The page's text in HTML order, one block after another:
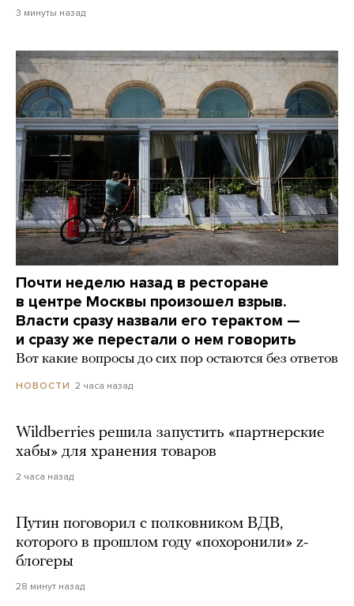
3 минуты назад
Почти неделю назад в ресторане
в центре Москвы произошел взрыв.
Власти сразу назвали его терактом —
и сразу же перестали о нем говорить
Вот какие вопросы до сих пор остаются без ответов
НОВОСТИ 2 часа назад
Wildberries решила запустить «партнерские
хабы» для хранения товаров
2 часа назад
Путин поговорил с полковником ВДВ,
которого в прошлом году «похоронили» z-
блогеры
28 минут назад